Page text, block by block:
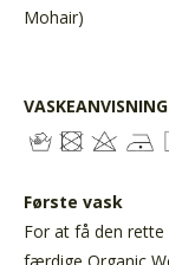
Mohair)
Første vask
For at få den